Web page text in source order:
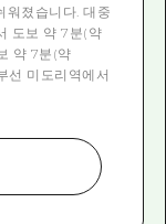
워졌습니다. 대중
도보 약 7분(약
약 7분(약
선 미도리역에서